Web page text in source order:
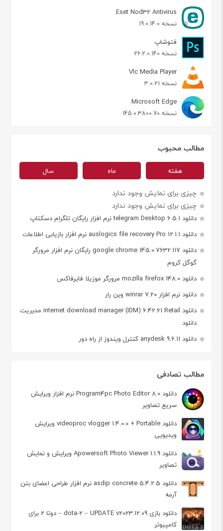
Eset Nod32 Antivirus
نسخه 19.0.14.0
فتوشاپ
نسخه 26.2.0.140
Vlc Media Player
نسخه 3.0.21
Microsoft Edge
نسخه 145.0.3800.70
مطالب محبوب
هفته ماه سال
چیزی برای نمایش وجود ندارد
چیزی برای نمایش وجود ندارد
دانلود telegram Desktop 6.5.1 نرم افزار رایگان تلگرام دسکتاپ
دانلود auslogics file recovery Pro 12.1.1 نرم افزار بازیابی اطلاعات
دانلود google chrome 145.0.7632.117 رایگان نرم افزار مرورگر
گوگل کروم
دانلود mozilla firefox 148.0 مرورگر موزیلا فایرفاکس
دانلود نرم افزار winrar 7.20 وین رار
دانلود internet download manager (IDM) 6.42.61 Retail مدیریت
دانلود
دانلود anydesk 9.6.11 کنترل ویندوز از راه دور
مطالب تصادفی
دانلود Program4pc Photo Editor 8.0 نرم افزار ویرایش
سریع تصاویر
دانلود videoproc vlogger 1.4.0.0 + Portable ویرایش
ویدیویی
دانلود Apowersoft Photo Viewer 1.1.9 ویرایش و نمایش
تصاویر
دانلود asdip concrete 5.4.2.5 نرم افزار طراحی اعضای بتن
آرمه
دانلود بازی dota-2 – UPDATE v2023.12.09 – دوتا 2 برای
کامپیوتر